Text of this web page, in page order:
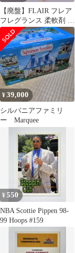
【廃盤】FLAIR フレア
フレグランス 柔軟剤 ベ
ルベット&フラワー 詰
め替え
¥39,000
シルバニアファミリ
ー Marquee
¥550
NBA Scottie Pippen 98-
99 Hoops #159